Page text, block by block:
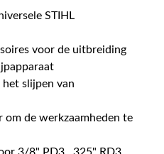
STIHL
voor de uitbreiding
slijpen van
om de werkzaamheden te